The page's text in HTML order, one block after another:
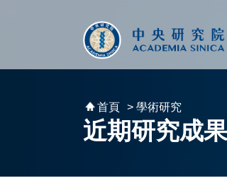
首頁 > 學術研究
近期研究成果